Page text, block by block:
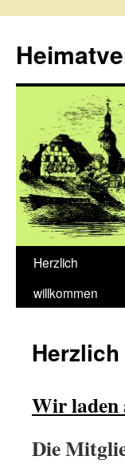
springen
Herzlich
willkommen
Wir laden
Die